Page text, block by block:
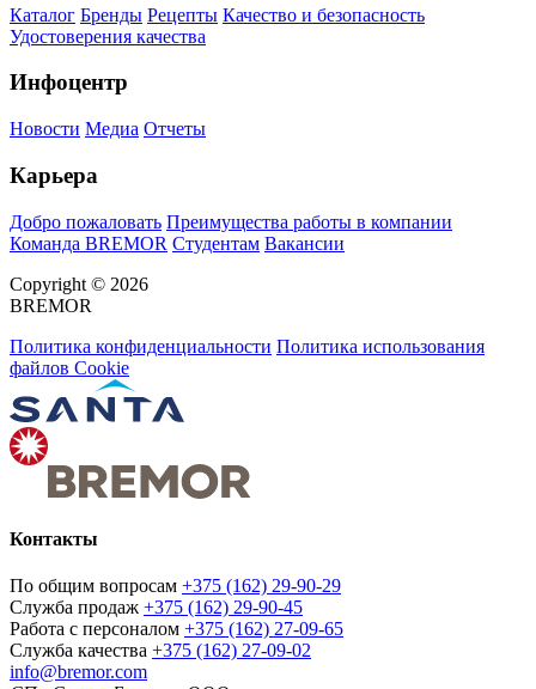
Каталог Бренды Рецепты Качество и безопасность
Удостоверения качества
Инфоцентр
Новости Медиа Отчеты
Карьера
Добро пожаловать Преимущества работы в компании
Команда BREMOR Студентам Вакансии
Copyright © 2026
BREMOR
Политика конфиденциальности Политика использования
файлов Cookie
Контакты
По общим вопросам +375 (162) 29-90-29
Служба продаж +375 (162) 29-90-45
Работа с персоналом +375 (162) 27-09-65
Служба качества +375 (162) 27-09-02
info@bremor.com